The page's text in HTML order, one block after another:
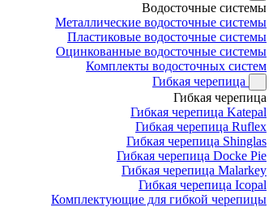
Водосточные системы
Металлические водосточные системы
Пластиковые водосточные системы
Оцинкованные водосточные системы
Комплекты водосточных систем
Гибкая черепица
Гибкая черепица
Гибкая черепица Katepal
Гибкая черепица Ruflex
Гибкая черепица Shinglas
Гибкая черепица Docke Pie
Гибкая черепица Malarkey
Гибкая черепица Icopal
Комплектующие для гибкой черепицы